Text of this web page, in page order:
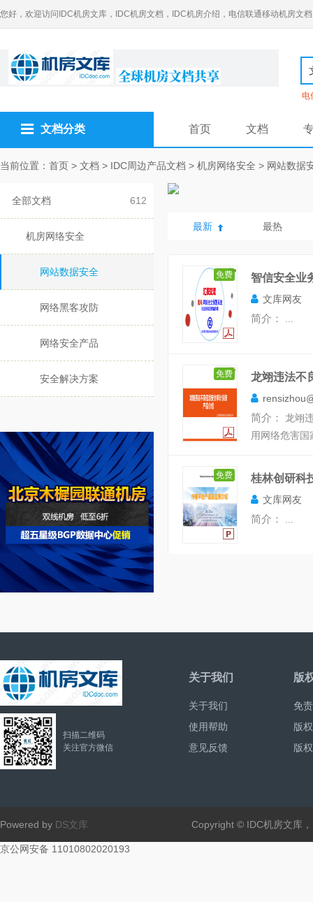
您好，欢迎访问IDC机房文库，IDC机房文档，IDC机房介绍，电信联通移动机房文档
电
文档分类 首页 文档
当前位置： 首页 > 文档 > IDC周边产品文档 > 机房网络安全 > 网站数据
全部文档 612
机房网络安全
网站数据安全
网络黑客攻防
网络安全产品
安全解决方案
最新 最热
免费 智信安全业
文库网友
简介：
免费 龙翊违法不
简介：
龙翊
用网络危害
免费 桂林创研科
文库网友
简介：
扫描二维码
关注官方微信
关于我们
关于我们
使用帮助
意见反馈
版
免
版
版
Powered by DS文库 Copyright © IDC机房文库
京公网安备 11010802020193